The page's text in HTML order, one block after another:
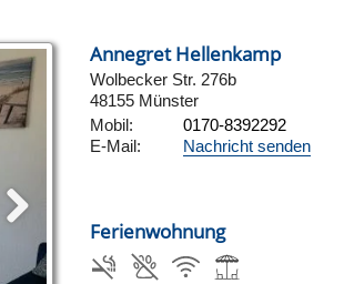
Annegret Hellenkamp
Wolbecker Str. 276b
48155 Münster
Mobil:
0170-8392292
E-Mail:
Nachricht senden
Ferienwohnung